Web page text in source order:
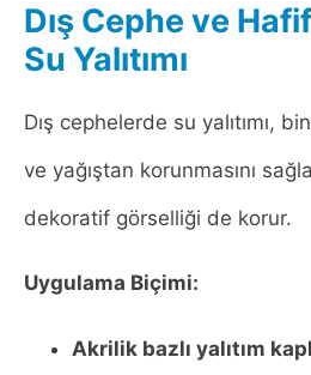
Dış Cephe ve
Su Yalıtımı
Dış cephelerde su yalıtımı,
ve yağıştan korunmasını
dekoratif görselliği de korur.
Uygulama Biçimi:
Akrilik bazlı yalıtım